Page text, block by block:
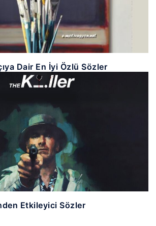
Dair En İyi Özlü Sözler
Etkileyici Sözler